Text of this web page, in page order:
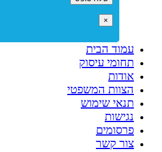
×
עמוד הבית
תחומי עיסוק
אודות
הצוות המשפטי
תנאי שימוש
נגישות
פרסומים
צור קשר